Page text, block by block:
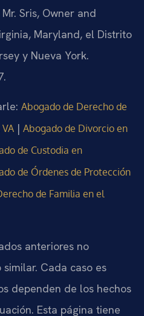
Sris, Owner and
Maryland, el Distrito
y Nueva York.
Abogado de Derecho de
| Abogado de Divorcio en
de Custodia en
de Órdenes de Protección
de Familia en el
anteriores no
Cada caso es
dependen de los hechos
Esta página tiene